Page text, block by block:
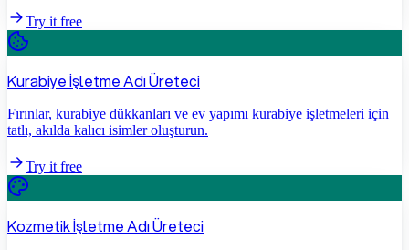
Try it free
Kurabiye İşletme Adı Üreteci
Fırınlar, kurabiye dükkanları ve ev yapımı kurabiye işletmeleri için
tatlı, akılda kalıcı isimler oluşturun.
Try it free
Kozmetik İşletme Adı Üreteci